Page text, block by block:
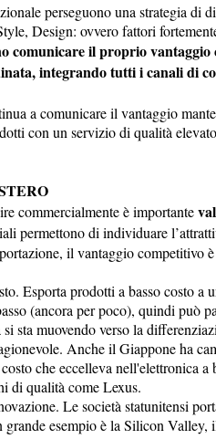
perseguono una strategia di
Design: ovvero fattori
comunicare il proprio
integrando tutti i canali di
a comunicare il vantaggio
con un servizio di qualità
commercialmente è importante
permettono di individuare
il vantaggio competitivo
Esporta prodotti a basso costo a
(ancora per poco), quindi può
sta muovendo verso la
Anche il Giappone ha
che eccelleva nell'elettronica a
di qualità come Lexus.
Le società statunitensi
esempio è la Silicon Valley,